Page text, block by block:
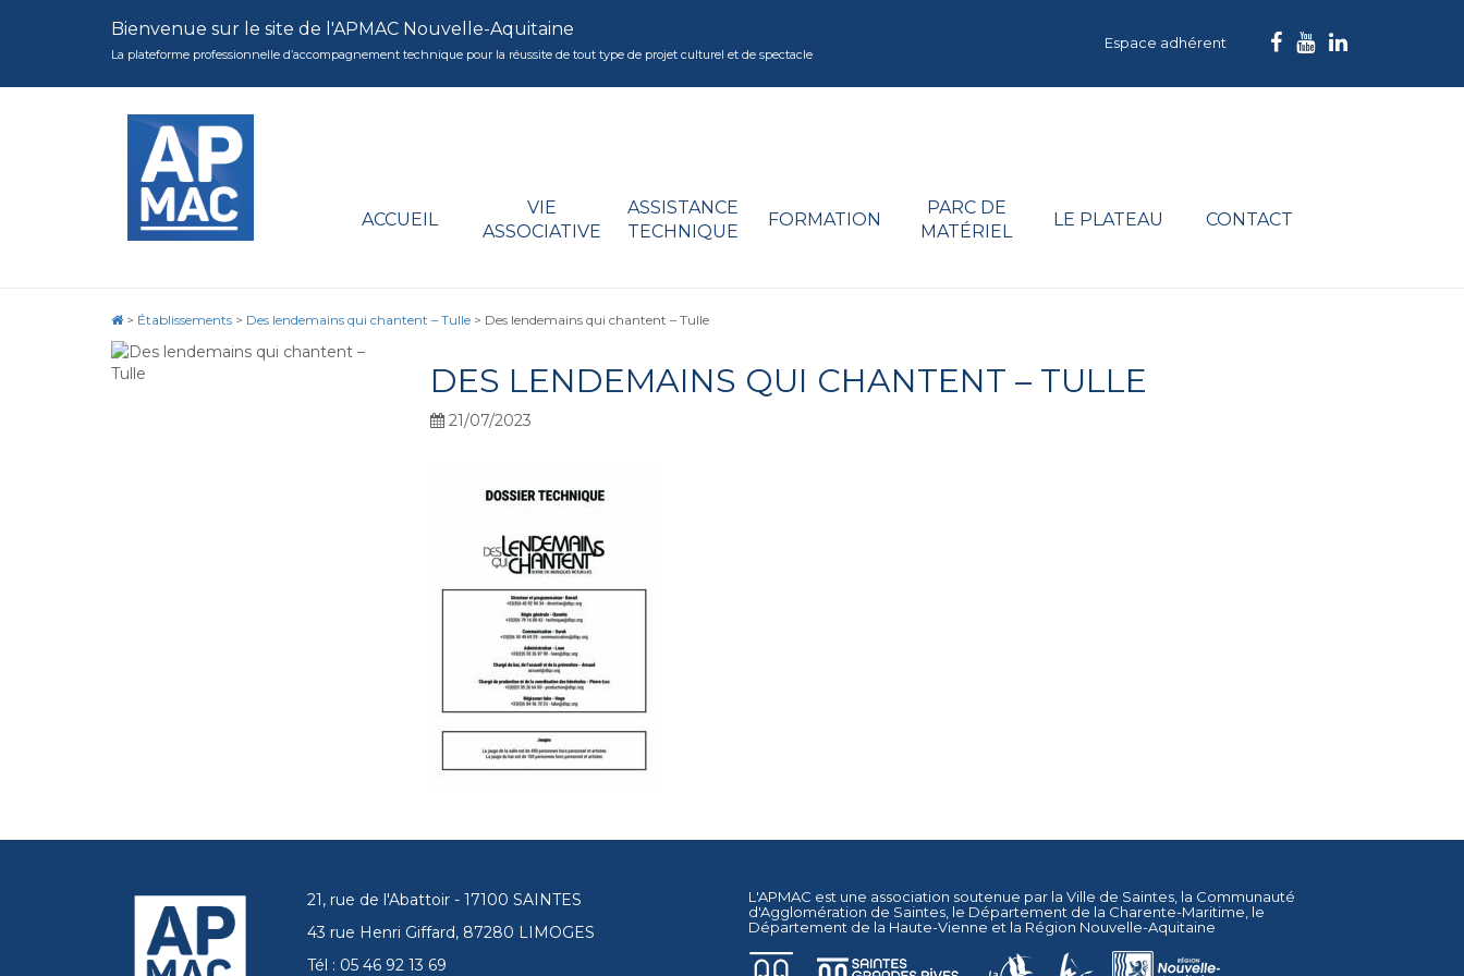
Bienvenue sur le site de l'APMAC Nouvelle-Aquitaine
La plateforme professionnelle d’accompagnement technique pour la réussite de tout type de projet culturel et de spectacle
Espace adhérent
ACCUEIL
VIE
ASSOCIATIVE
ASSISTANCE
TECHNIQUE
FORMATION
PARC DE
MATÉRIEL
LE PLATEAU CONTACT
> Établissements > Des lendemains qui chantent – Tulle > Des lendemains qui chantent – Tulle
DES LENDEMAINS QUI CHANTENT – TULLE
21/07/2023
21, rue de l'Abattoir - 17100 SAINTES
43 rue Henri Giffard, 87280 LIMOGES
Tél : 05 46 92 13 69
L'APMAC est une association soutenue par la Ville de Saintes , la Communauté
d'Agglomération de Saintes , le Département de la Charente-Maritime , le
Département de la Haute-Vienne et la Région Nouvelle-Aquitaine